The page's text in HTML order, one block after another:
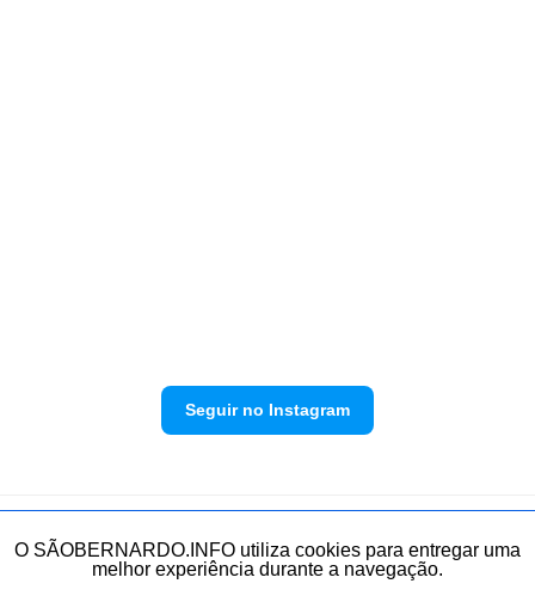
Seguir no Instagram
Política de privacidade Envie sua denúncia
O SÃOBERNARDO.INFO utiliza cookies para entregar uma
melhor experiência durante a navegação.